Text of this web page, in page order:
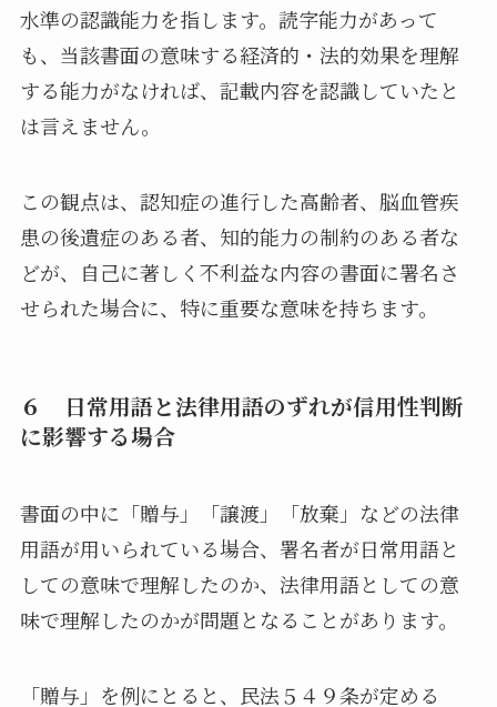
水準の認識能力を指します。読字能力があって
も、当該書面の意味する経済的・法的効果を理解
する能力がなければ、記載内容を認識していたと
は言えません。
この観点は、認知症の進行した高齢者、脳血管疾
患の後遺症のある者、知的能力の制約のある者な
どが、自己に著しく不利益な内容の書面に署名さ
せられた場合に、特に重要な意味を持ちます。
６ 日常用語と法律用語のずれが信用性判断
に影響する場合
書面の中に「贈与」「譲渡」「放棄」などの法律
用語が用いられている場合、署名者が日常用語と
しての意味で理解したのか、法律用語としての意
味で理解したのかが問題となることがあります。
「贈与」を例にとると、民法５４９条が定める